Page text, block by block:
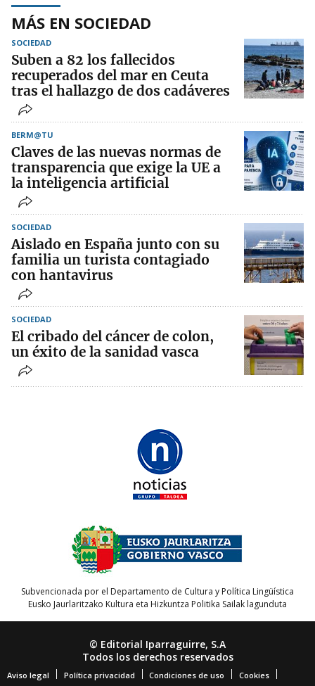
MÁS EN SOCIEDAD
SOCIEDAD
Suben a 82 los fallecidos
recuperados del mar en Ceuta
tras el hallazgo de dos cadáveres
BERM@TU
Claves de las nuevas normas de
transparencia que exige la UE a
la inteligencia artificial
SOCIEDAD
Aislado en España junto con su
familia un turista contagiado
con hantavirus
SOCIEDAD
El cribado del cáncer de colon,
un éxito de la sanidad vasca
Subvencionada por el Departamento de Cultura y Política Lingüística
Eusko Jaurlaritzako Kultura eta Hizkuntza Politika Sailak lagunduta
© Editorial Iparraguirre, S.A
Todos los derechos reservados
Aviso legal Política privacidad Condiciones de uso Cookies